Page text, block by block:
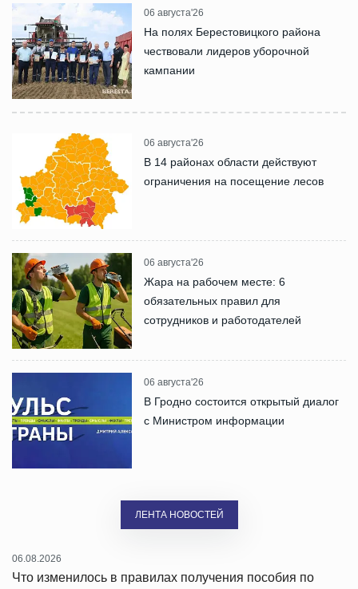
06 августа'26
На полях Берестовицкого района
чествовали лидеров уборочной
кампании
06 августа'26
В 14 районах области действуют
ограничения на посещение лесов
06 августа'26
Жара на рабочем месте: 6
обязательных правил для
сотрудников и работодателей
06 августа'26
В Гродно состоится открытый диалог
с Министром информации
ЛЕНТА НОВОСТЕЙ
06.08.2026
Что изменилось в правилах получения пособия по